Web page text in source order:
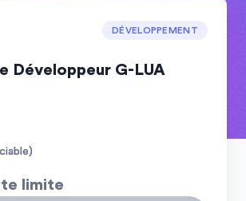
DÉVELOPPEMENT
Développeur G-LUA
limite